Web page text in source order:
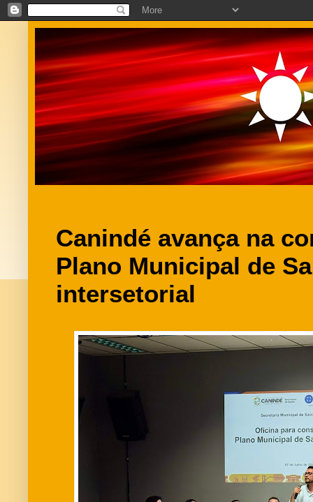
Canindé avança na
Plano Municipal de
intersetorial